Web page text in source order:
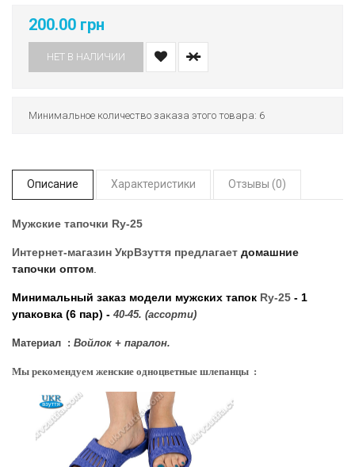
200.00 грн
НЕТ В НАЛИЧИИ
Минимальное количество заказа этого товара: 6
Описание Характеристики Отзывы (0)
Мужские тапочки Ry-25
Интернет-магазин УкрВзуття предлагает домашние
тапочки оптом
Минимальный заказ модели мужских тапок Ry-25 - 1
упаковка (6 пар) - 40-45. (ассорти)
Материал : Войлок + паралон.
Мы рекомендуем женские одноцветные шлепанцы :